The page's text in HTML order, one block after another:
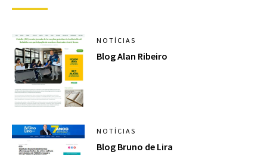
NOTÍCIAS
Blog Alan Ribeiro
NOTÍCIAS
Blog Bruno de Lira